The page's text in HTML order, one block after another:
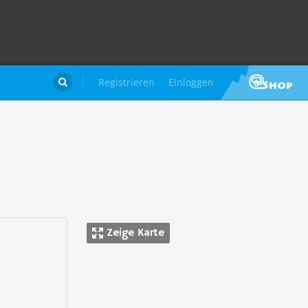
Registrieren Einloggen

Zeige Karte